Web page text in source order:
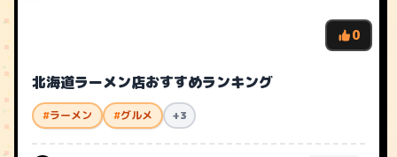
0
北海道ラーメン店おすすめランキング
#ラーメン #グルメ +3